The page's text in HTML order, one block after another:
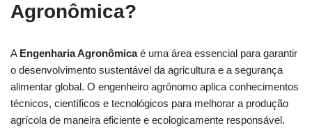
Agronômica?
A Engenharia Agronômicaé uma área essencial para garantir
o desenvolvimento sustentável da agricultura e a segurança
alimentar global. O engenheiro agrônomo aplica conhecimentos
técnicos, científicos e tecnológicos para melhorar a produção
agrícola de maneira eficiente e ecologicamente responsável.